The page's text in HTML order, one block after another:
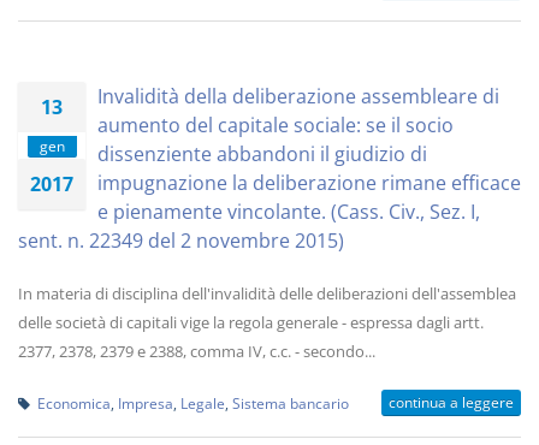
13
gen
2017
Invalidità della deliberazione assembleare di
aumento del capitale sociale: se il socio
dissenziente abbandoni il giudizio di
impugnazione la deliberazione rimane efficace
e pienamente vincolante. (Cass. Civ., Sez. I,
sent. n. 22349 del 2 novembre 2015)
In materia di disciplina dell'invalidità delle deliberazioni dell'assemblea
delle società di capitali vige la regola generale - espressa dagli artt.
2377, 2378, 2379 e 2388, comma IV, c.c. - secondo...
Economica Impresa Legale Sistema bancario continua a leggere